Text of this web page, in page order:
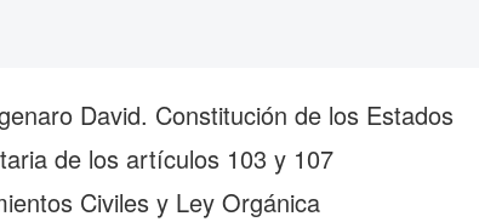
David. Constitución de los Estados
de los artículos 103 y 107
Civiles y Ley Orgánica